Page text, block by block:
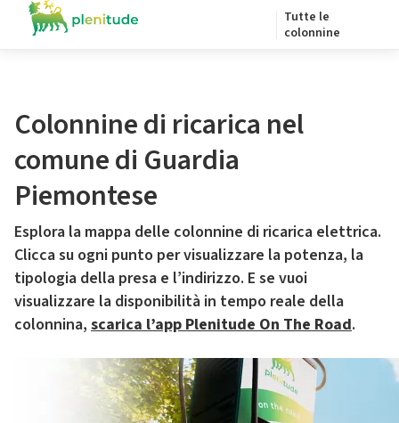
Tutte le
colonnine
Colonnine di ricarica nel
comune di Guardia
Piemontese
Esplora la mappa delle colonnine di ricarica elettrica.
Clicca su ogni punto per visualizzare la potenza, la
tipologia della presa e l’indirizzo. E se vuoi
visualizzare la disponibilità in tempo reale della
colonnina, scarica l’app Plenitude On The Road.